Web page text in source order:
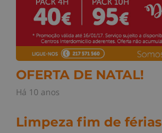
OFERTA DE NATAL!
Há 10 anos
Limpeza fim de férias